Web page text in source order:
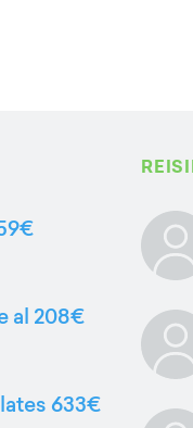
al 208€
633€